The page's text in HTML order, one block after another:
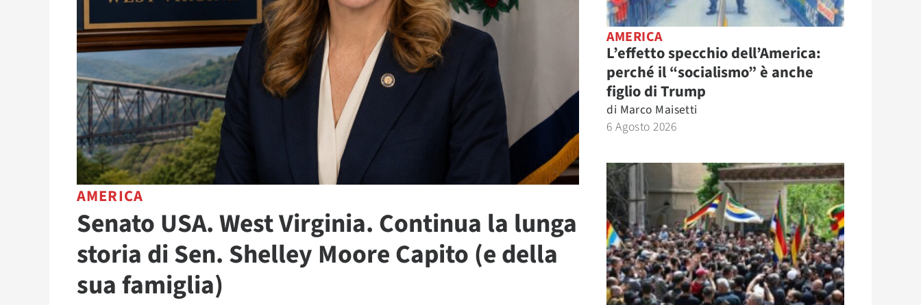
AMERICA
Senato USA. West Virginia. Continua la lunga
storia di Sen. Shelley Moore Capito (e della
sua famiglia)
AMERICA
L’effetto specchio dell’America:
perché il “socialismo” è anche
figlio di Trump
di Marco Maisetti
6 Agosto 2026